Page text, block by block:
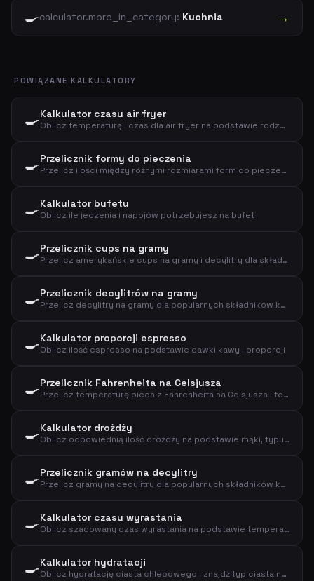
🍳calculator.more_in_category: Kuchnia →
POWIĄZANE KALKULATORY
🍳Kalkulator czasu air fryer
Oblicz temperaturę i czas dla air fryer na podstawie rodzaju i ilości jedzenia
🍳Przelicznik formy do pieczenia
Przelicz ilości między różnymi rozmiarami form do pieczenia na podstawie średnicy
🍳Kalkulator bufetu
Oblicz ile jedzenia i napojów potrzebujesz na bufet
🍳Przelicznik cups na gramy
Przelicz amerykańskie cups na gramy i decylitry dla składników kuchennych
🍳Przelicznik decylitrów na gramy
Przelicz decylitry na gramy dla popularnych składników kuchennych
🍳Kalkulator proporcji espresso
Oblicz ilość espresso na podstawie dawki kawy i proporcji
🍳Przelicznik Fahrenheita na Celsjusza
Przelicz temperaturę pieca z Fahrenheita na Celsjusza i termoobieg
🍳Kalkulator drożdży
Oblicz odpowiednią ilość drożdży na podstawie mąki, typu drożdży i czasu wyrastania
🍳Przelicznik gramów na decylitry
Przelicz gramy na decylitry dla popularnych składników kuchennych
🍳Kalkulator czasu wyrastania
Oblicz szacowany czas wyrastania na podstawie temperatury, ilości drożdży i mąki
🍳Kalkulator hydratacji
Oblicz hydratację ciasta chlebowego i znajdź typ ciasta na podstawie mąki i wody